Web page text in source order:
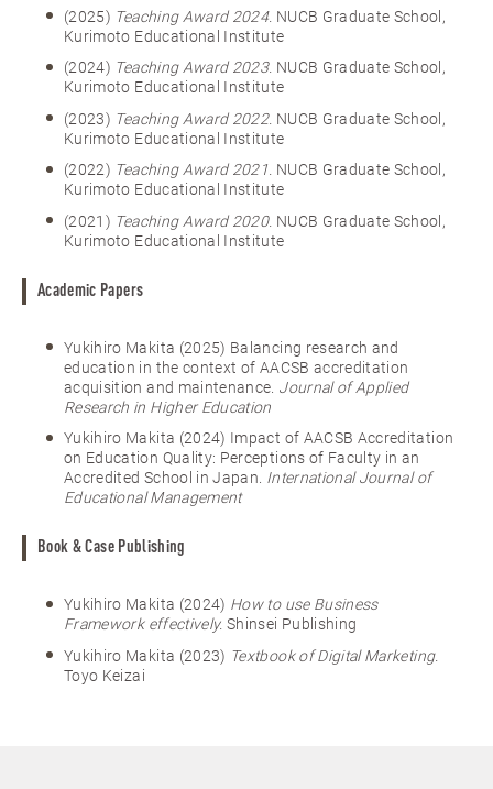
(2025) Teaching Award 2024. NUCB Graduate School,
Kurimoto Educational Institute
(2024) Teaching Award 2023. NUCB Graduate School,
Kurimoto Educational Institute
(2023) Teaching Award 2022. NUCB Graduate School,
Kurimoto Educational Institute
(2022) Teaching Award 2021. NUCB Graduate School,
Kurimoto Educational Institute
(2021) Teaching Award 2020. NUCB Graduate School,
Kurimoto Educational Institute
Academic Papers
Yukihiro Makita (2025) Balancing research and
education in the context of AACSB accreditation
acquisition and maintenance. Journal of Applied
Research in Higher Education
Yukihiro Makita (2024) Impact of AACSB Accreditation
on Education Quality: Perceptions of Faculty in an
Accredited School in Japan. International Journal of
Educational Management
Book & Case Publishing
Yukihiro Makita (2024) How to use Business
Framework effectively. Shinsei Publishing
Yukihiro Makita (2023) Textbook of Digital Marketing.
Toyo Keizai